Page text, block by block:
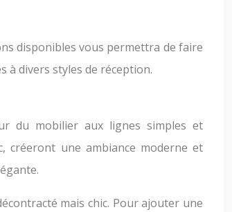
disponibles vous permettra de faire
à divers styles de réception.
du mobilier aux lignes simples et
créeront une ambiance moderne et
mais chic. Pour ajouter une